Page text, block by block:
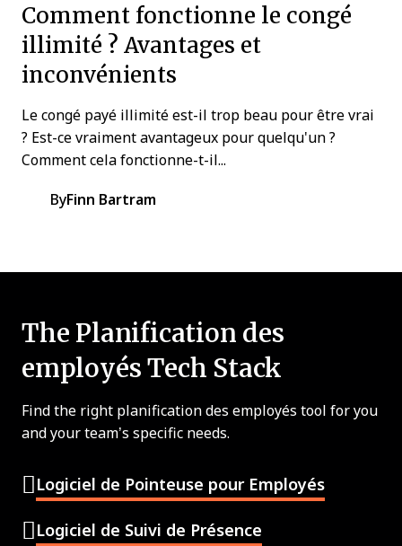
Comment fonctionne le congé
illimité ? Avantages et
inconvénients
Le congé payé illimité est-il trop beau pour être vrai
? Est-ce vraiment avantageux pour quelqu'un ?
Comment cela fonctionne-t-il...
ByFinn Bartram
The Planification des
employés Tech Stack
Find the right planification des employés tool for you
and your team’s specific needs.
Logiciel de Pointeuse pour Employés
Logiciel de Suivi de Présence